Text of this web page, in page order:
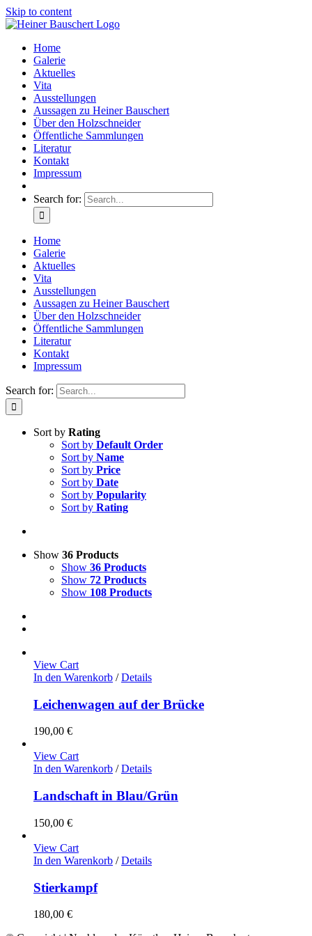
Skip to content
Home
Galerie
Aktuelles
Vita
Ausstellungen
Aussagen zu Heiner Bauschert
Über den Holzschneider
Öffentliche Sammlungen
Literatur
Kontakt
Impressum
Search for:
Home
Galerie
Aktuelles
Vita
Ausstellungen
Aussagen zu Heiner Bauschert
Über den Holzschneider
Öffentliche Sammlungen
Literatur
Kontakt
Impressum
Search for:
Sort by Rating
Sort by Default Order
Sort by Name
Sort by Price
Sort by Date
Sort by Popularity
Sort by Rating
Show 36 Products
Show 36 Products
Show 72 Products
Show 108 Products
View Cart
In den Warenkorb / Details
Leichenwagen auf der Brücke
190,00 €
View Cart
In den Warenkorb / Details
Landschaft in Blau/Grün
150,00 €
View Cart
In den Warenkorb / Details
Stierkampf
180,00 €